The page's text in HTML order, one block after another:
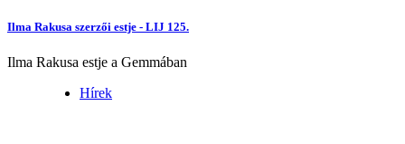
Ilma Rakusa szerzői estje - LIJ 125.
Ilma Rakusa estje a Gemmában
Hírek